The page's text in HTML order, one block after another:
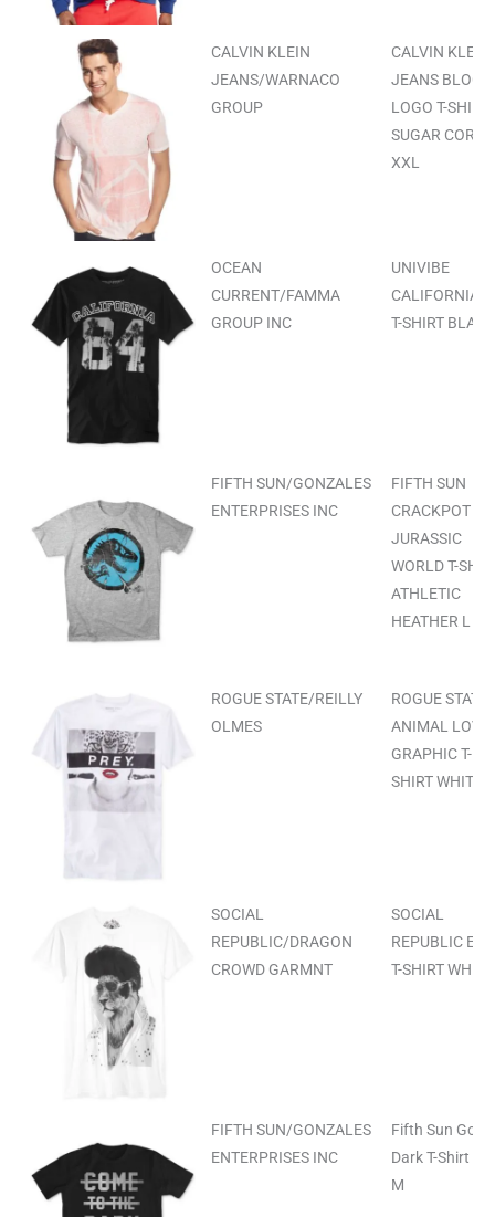
CALVIN KLEIN
JEANS/WARNACO
GROUP
CALVIN KLEIN
JEANS
LOGO T-SHIRT
SUGAR CORAL
XXL
OCEAN
CURRENT/FAMMA
GROUP INC
UNIVIBE
CALIFORNIA
T-SHIRT
FIFTH SUN/GONZALES
ENTERPRISES INC
FIFTH SUN
CRACKPOT
JURASSIC
WORLD T-SHIR
ATHLETIC
HEATHER L
ROGUE STATE/REILLY
OLMES
ROGUE STATE
ANIMAL LOVE
GRAPHIC T-
SHIRT WHITE L
SOCIAL
REPUBLIC/DRAGON
CROWD GARMNT
SOCIAL
REPUBLIC
T-SHIRT
FIFTH SUN/GONZALES
ENTERPRISES INC
Fifth Sun Go
Dark T-Shirt
M